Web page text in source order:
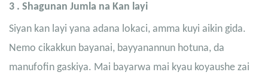
3 . Shagunan Jumla na Kan layi
Siyan kan layi yana adana lokaci, amma kuyi aikin gida.
Nemo cikakkun bayanai, bayyanannun hotuna, da
manufofin gaskiya. Mai bayarwa mai kyau koyaushe zai